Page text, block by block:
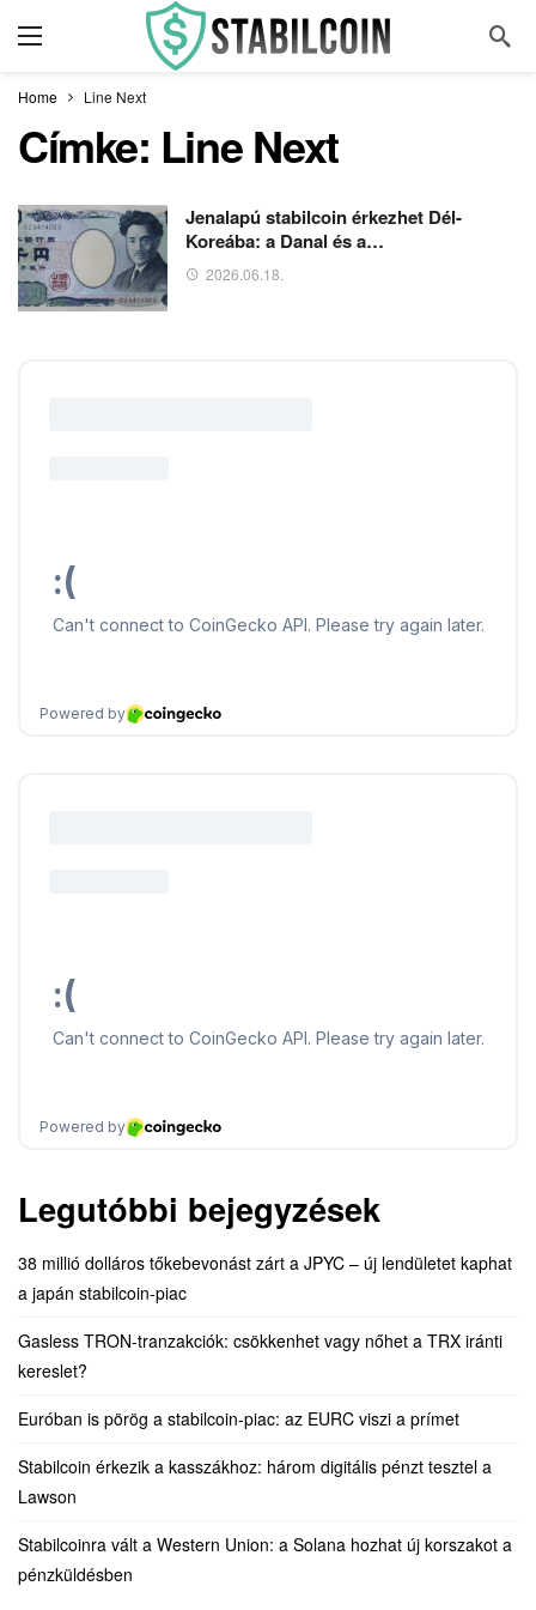
Home Line Next
Címke: Line Next
Jenalapú stabilcoin érkezhet Dél-
Koreába: a Danal és a…
2026.06.18.
Legutóbbi bejegyzések
38 millió dolláros tőkebevonást zárt a JPYC – új lendületet kaphat
a japán stabilcoin-piac
Gasless TRON-tranzakciók: csökkenhet vagy nőhet a TRX iránti
kereslet?
Euróban is pörög a stabilcoin-piac: az EURC viszi a prímet
Stabilcoin érkezik a kasszákhoz: három digitális pénzt tesztel a
Lawson
Stabilcoinra vált a Western Union: a Solana hozhat új korszakot a
pénzküldésben